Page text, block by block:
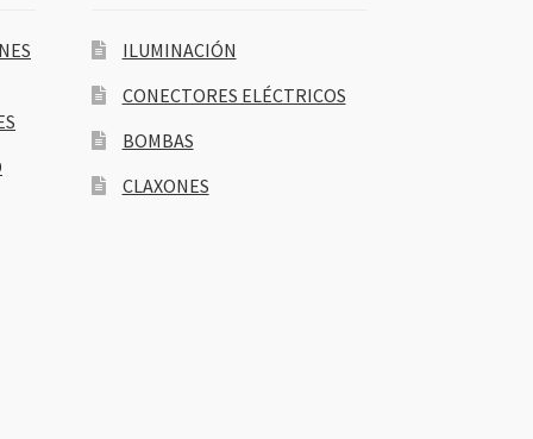
ILUMINACIÓN
CONECTORES ELÉCTRICOS
BOMBAS
CLAXONES